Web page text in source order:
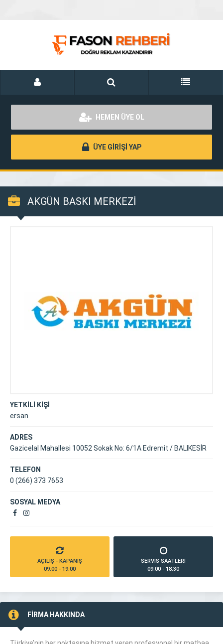
HEMEN ÜYE OL
ÜYE GİRİŞİ YAP
AKGÜN BASKI MERKEZİ
YETKİLİ KİŞİ
ersan
ADRES
Gazicelal Mahallesi 10052 Sokak No: 6/1A Edremit / BALIKESİR
TELEFON
0 (266) 373 7653
SOSYAL MEDYA
AÇILIŞ - KAPANIŞ
09:00 - 19:00
SERVİS SAATLERİ
09:00 - 18:30
FİRMA HAKKINDA